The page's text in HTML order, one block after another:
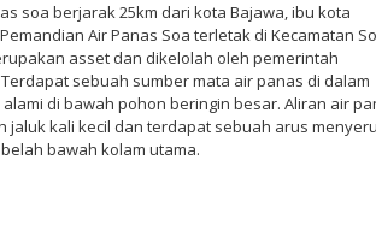
soa berjarak 25km dari kota Bajawa, ibu kota
Air Panas Soa terletak di Kecamatan
asset dan dikelolah oleh pemerintah
sebuah sumber mata air panas di dalam
di bawah pohon beringin besar. Aliran air
jaluk kali kecil dan terdapat sebuah arus
bawah kolam utama.